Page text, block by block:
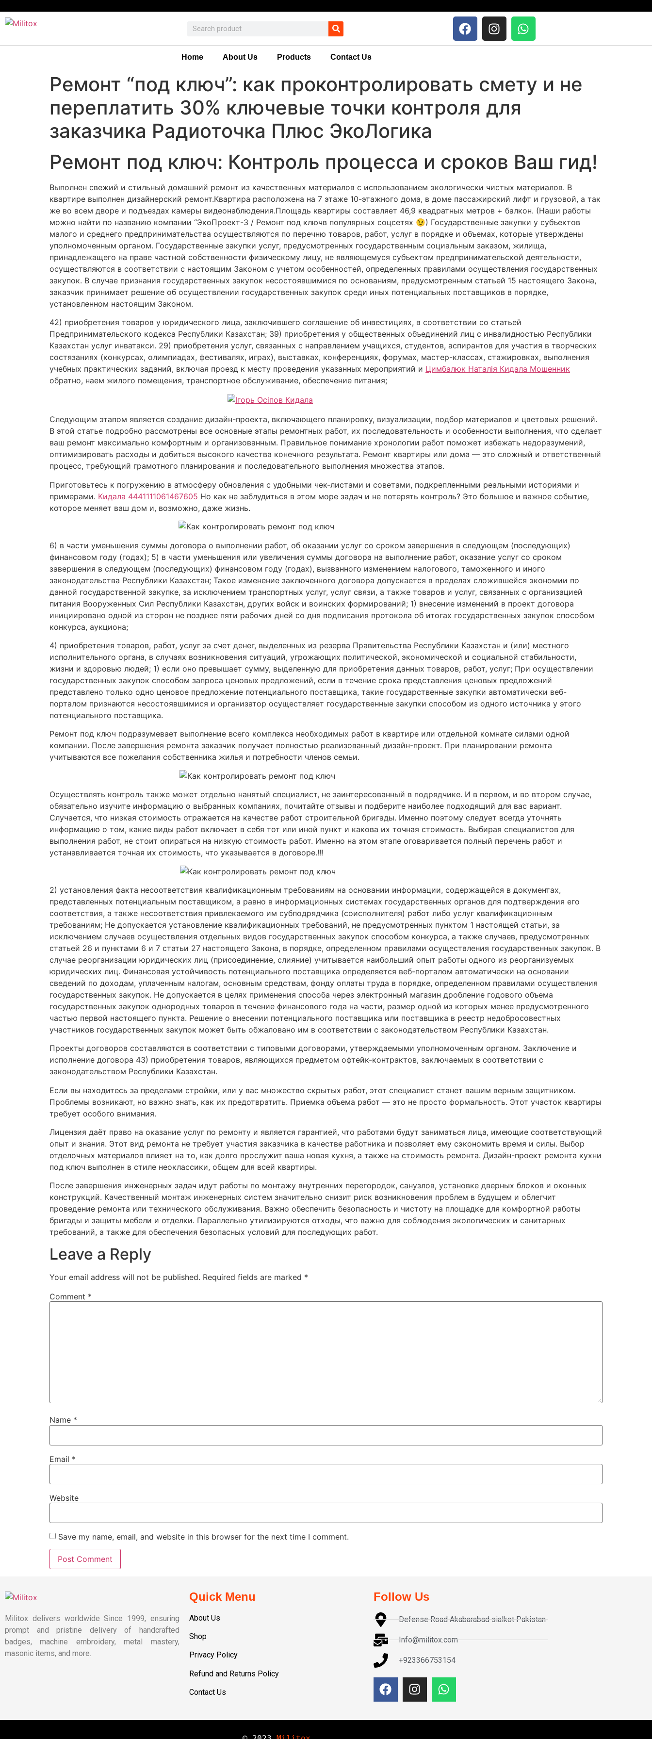
Home About Us Products Contact Us
Ремонт “под ключ”: как проконтролировать смету и не
переплатить 30% ключевые точки контроля для
заказчика Радиоточка Плюс ЭкоЛогика
Ремонт под ключ: Контроль процесса и сроков Ваш гид!
Выполнен свежий и стильный домашний ремонт из качественных материалов с использованием экологически чистых материалов. В
квартире выполнен дизайнерский ремонт.Квартира расположена на 7 этаже 10-этажного дома, в доме пассажирский лифт и грузовой, а так
же во всем дворе и подъездах камеры видеонаблюдения.Площадь квартиры составляет 46,9 квадратных метров + балкон. (Наши работы
можно найти по названию компании “ЭкоПроект-3 / Ремонт под ключв популярных соцсетях 😉) Государственные закупки у субъектов
малого и среднего предпринимательства осуществляются по перечню товаров, работ, услуг в порядке и объемах, которые утверждены
уполномоченным органом. Государственные закупки услуг, предусмотренных государственным социальным заказом, жилища,
принадлежащего на праве частной собственности физическому лицу, не являющемуся субъектом предпринимательской деятельности,
осуществляются в соответствии с настоящим Законом с учетом особенностей, определенных правилами осуществления государственных
закупок. В случае признания государственных закупок несостоявшимися по основаниям, предусмотренным статьей 15 настоящего Закона,
заказчик принимает решение об осуществлении государственных закупок среди иных потенциальных поставщиков в порядке,
установленном настоящим Законом.
42) приобретения товаров у юридического лица, заключившего соглашение об инвестициях, в соответствии со статьей
Предпринимательского кодекса Республики Казахстан; 39) приобретения у общественных объединений лиц с инвалидностью Республики
Казахстан услуг инватакси. 29) приобретения услуг, связанных с направлением учащихся, студентов, аспирантов для участия в творческих
состязаниях (конкурсах, олимпиадах, фестивалях, играх), выставках, конференциях, форумах, мастер-классах, стажировках, выполнения
учебных практических заданий, включая проезд к месту проведения указанных мероприятий и Цимбалюк Наталія Кидала Мошенник
обратно, наем жилого помещения, транспортное обслуживание, обеспечение питания;
Следующим этапом является создание дизайн-проекта, включающего планировку, визуализации, подбор материалов и цветовых решений.
В этой статье подробно рассмотрены все основные этапы ремонтных работ, их последовательность и особенности выполнения, что сделает
ваш ремонт максимально комфортным и организованным. Правильное понимание хронологии работ поможет избежать недоразумений,
оптимизировать расходы и добиться высокого качества конечного результата. Ремонт квартиры или дома — это сложный и ответственный
процесс, требующий грамотного планирования и последовательного выполнения множества этапов.
Приготовьтесь к погружению в атмосферу обновления с удобными чек-листами и советами, подкрепленными реальными историями и
примерами. Кидала 4441111061467605 Но как не заблудиться в этом море задач и не потерять контроль? Это большое и важное событие,
которое меняет ваш дом и, возможно, даже жизнь.
6) в части уменьшения суммы договора о выполнении работ, об оказании услуг со сроком завершения в следующем (последующих)
финансовом году (годах); 5) в части уменьшения или увеличения суммы договора на выполнение работ, оказание услуг со сроком
завершения в следующем (последующих) финансовом году (годах), вызванного изменением налогового, таможенного и иного
законодательства Республики Казахстан; Такое изменение заключенного договора допускается в пределах сложившейся экономии по
данной государственной закупке, за исключением транспортных услуг, услуг связи, а также товаров и услуг, связанных с организацией
питания Вооруженных Cил Республики Казахстан, других войск и воинских формирований; 1) внесение изменений в проект договора
инициировано одной из сторон не позднее пяти рабочих дней со дня подписания протокола об итогах государственных закупок способом
конкурса, аукциона;
4) приобретения товаров, работ, услуг за счет денег, выделенных из резерва Правительства Республики Казахстан и (или) местного
исполнительного органа, в случаях возникновения ситуаций, угрожающих политической, экономической и социальной стабильности,
жизни и здоровью людей; 1) если оно превышает сумму, выделенную для приобретения данных товаров, работ, услуг; При осуществлении
государственных закупок способом запроса ценовых предложений, если в течение срока представления ценовых предложений
представлено только одно ценовое предложение потенциального поставщика, такие государственные закупки автоматически веб-
порталом признаются несостоявшимися и организатор осуществляет государственные закупки способом из одного источника у этого
потенциального поставщика.
Ремонт под ключ подразумевает выполнение всего комплекса необходимых работ в квартире или отдельной комнате силами одной
компании. После завершения ремонта заказчик получает полностью реализованный дизайн-проект. При планировании ремонта
учитываются все пожелания собственника жилья и потребности членов семьи.
Осуществлять контроль также может отдельно нанятый специалист, не заинтересованный в подрядчике. И в первом, и во втором случае,
обязательно изучите информацию о выбранных компаниях, почитайте отзывы и подберите наиболее подходящий для вас вариант.
Случается, что низкая стоимость отражается на качестве работ строительной бригады. Именно поэтому следует всегда уточнять
информацию о том, какие виды работ включает в себя тот или иной пункт и какова их точная стоимость. Выбирая специалистов для
выполнения работ, не стоит опираться на низкую стоимость работ. Именно на этом этапе оговаривается полный перечень работ и
устанавливается точная их стоимость, что указывается в договоре.!!!
2) установления факта несоответствия квалификационным требованиям на основании информации, содержащейся в документах,
представленных потенциальным поставщиком, а равно в информационных системах государственных органов для подтверждения его
соответствия, а также несоответствия привлекаемого им субподрядчика (соисполнителя) работ либо услуг квалификационным
требованиям; Не допускается установление квалификационных требований, не предусмотренных пунктом 1 настоящей статьи, за
исключением случаев осуществления отдельных видов государственных закупок способом конкурса, а также случаев, предусмотренных
статьей 26 и пунктами 6 и 7 статьи 27 настоящего Закона, в порядке, определенном правилами осуществления государственных закупок. В
случае реорганизации юридических лиц (присоединение, слияние) учитывается наибольший опыт работы одного из реорганизуемых
юридических лиц. Финансовая устойчивость потенциального поставщика определяется веб-порталом автоматически на основании
сведений по доходам, уплаченным налогам, основным средствам, фонду оплаты труда в порядке, определенном правилами осуществления
государственных закупок. Не допускается в целях применения способа через электронный магазин дробление годового объема
государственных закупок однородных товаров в течение финансового года на части, размер одной из которых менее предусмотренного
частью первой настоящего пункта. Решение о внесении потенциального поставщика или поставщика в реестр недобросовестных
участников государственных закупок может быть обжаловано им в соответствии с законодательством Республики Казахстан.
Проекты договоров составляются в соответствии с типовыми договорами, утверждаемыми уполномоченным органом. Заключение и
исполнение договора 43) приобретения товаров, являющихся предметом офтейк-контрактов, заключаемых в соответствии с
законодательством Республики Казахстан.
Если вы находитесь за пределами стройки, или у вас множество скрытых работ, этот специалист станет вашим верным защитником.
Проблемы возникают, но важно знать, как их предотвратить. Приемка объема работ — это не просто формальность. Этот участок квартиры
требует особого внимания.
Лицензия даёт право на оказание услуг по ремонту и является гарантией, что работами будут заниматься лица, имеющие соответствующий
опыт и знания. Этот вид ремонта не требует участия заказчика в качестве работника и позволяет ему сэкономить время и силы. Выбор
отделочных материалов влияет на то, как долго прослужит ваша новая кухня, а также на стоимость ремонта. Дизайн-проект ремонта кухни
под ключ выполнен в стиле неоклассики, общем для всей квартиры.
После завершения инженерных задач идут работы по монтажу внутренних перегородок, санузлов, установке дверных блоков и оконных
конструкций. Качественный монтаж инженерных систем значительно снизит риск возникновения проблем в будущем и облегчит
проведение ремонта или технического обслуживания. Важно обеспечить безопасность и чистоту на площадке для комфортной работы
бригады и защиты мебели и отделки. Параллельно утилизируются отходы, что важно для соблюдения экологических и санитарных
требований, а также для обеспечения безопасных условий для последующих работ.
Leave a Reply
Your email address will not be published. Required fields are marked *
Comment *
Name *
Email *
Website
Save my name, email, and website in this browser for the next time I comment.
Militox delivers worldwide Since 1999, ensuring
prompt and pristine delivery of handcrafted
badges, machine embroidery, metal mastery,
masonic items, and more.
Quick Menu
About Us
Shop
Privacy Policy
Refund and Returns Policy
Contact Us
Follow Us
Defense Road Akabarabad sialkot Pakistan
Info@militox.com
+923366753154